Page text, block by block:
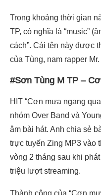
Trong khoảng thời gian
TP, có nghĩa là “music”
cách”. Cái tên này được
của Tùng, nam rapper Mr.
#Sơn Tùng M TP –
HIT “Cơn mưa ngang
nhóm Over Band và
âm bài hát. Anh chia sẻ
trực tuyến Zing MP3 vào
vòng 2 tháng sau khi
triệu lượt streaming.
Thành công của “Cơn